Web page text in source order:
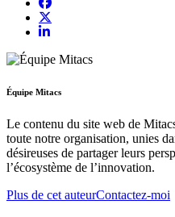
Équipe Mitacs
Le contenu du site web de
toute notre organisation, unies
désireuses de partager leurs
l’écosystème de l’innovation.
Plus de cet auteurContactez-moi